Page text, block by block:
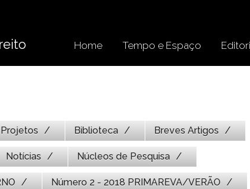
Home Tempo e Espaço
Biblioteca Breves Artigos
Notícias Núcleos de Pesquisa
Número 2 - 2018 PRIMAREVA/VERÃO